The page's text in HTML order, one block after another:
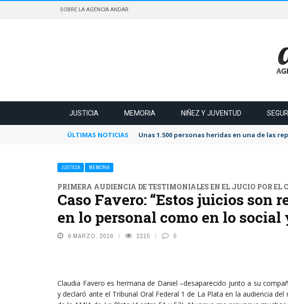
SOBRE LA AGENCIA ANDAR
JUSTICIA MEMORIA NIÑEZ Y JUVENTUD
ÚLTIMAS NOTICIAS Unas 1.500 personas heridas en una de las
JUSTICIA MEMORIA
PRIMERA AUDIENCIA DE TESTIMONIALES EN EL JUCIO POR EL
Caso Favero: “Estos juicios son
en lo personal como en lo social
9 MARZO, 2016 2215 0
Claudia Favero es hermana de Daniel –desaparecido junto a su
y declaró ante el Tribunal Oral Federal 1 de La Plata en la audiencia